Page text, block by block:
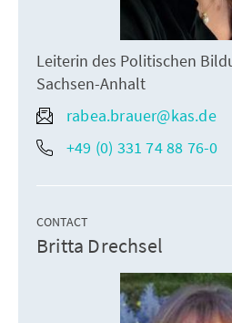
Leiterin des Politischen
Sachsen-Anhalt
rabea.brauer@kas.de
+49 (0) 331 74 88 76-0
CONTACT
Britta Drechsel